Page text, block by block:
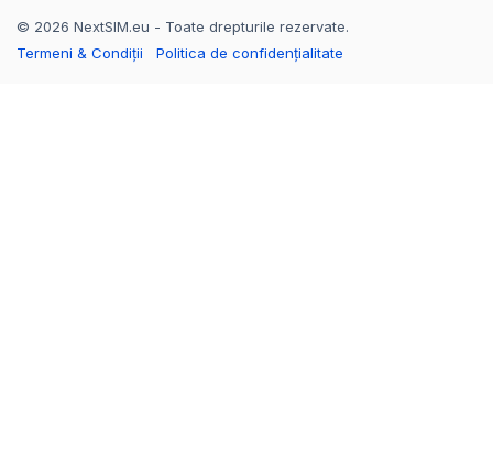
© 2026 NextSIM.eu - Toate drepturile rezervate.
Termeni & Condiții
Politica de confidențialitate